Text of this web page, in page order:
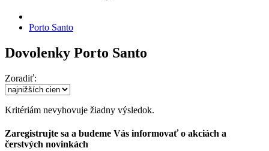
Porto Santo
Dovolenky Porto Santo
Zoradiť:
Kritériám nevyhovuje žiadny výsledok.
Zaregistrujte sa a budeme Vás informovať o akciách a
čerstvých novinkách